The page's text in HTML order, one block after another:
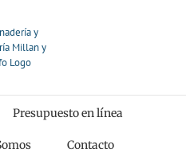
Presupuesto en línea
Contacto